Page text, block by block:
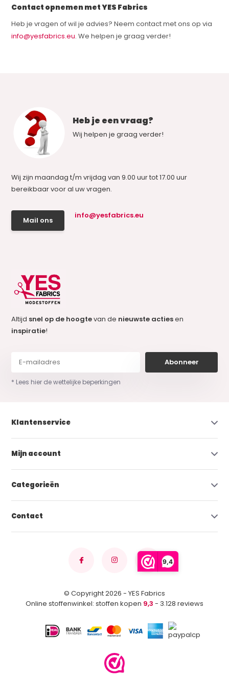
9,4
Contact opnemen met YES Fabrics
Heb je vragen of wil je advies? Neem contact met ons op via
info@yesfabrics.eu. We helpen je graag verder!
Heb je een vraag?
Wij helpen je graag verder!
Wij zijn maandag t/m vrijdag van 9.00 uur tot 17.00 uur
bereikbaar voor al uw vragen.
Mail ons
info@yesfabrics.eu
Altijd snel op de hoogtevan de nieuwste actiesen
inspiratie!
Abonneer
* Lees hier de wettelijke beperkingen
Klantenservice
Mijn account
Categorieën
Contact
© Copyright 2026 - YES Fabrics
Online stoffenwinkel: stoffen kopen 9,3 - 3.128 reviews